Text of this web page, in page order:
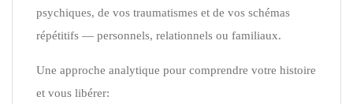
psychiques, de vos traumatismes et de vos schémas
répétitifs — personnels, relationnels ou familiaux.
Une approche analytique pour comprendre votre histoire
et vous libérer: